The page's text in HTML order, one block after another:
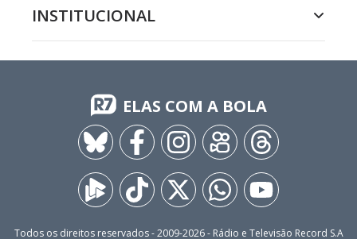
INSTITUCIONAL
ELAS COM A BOLA
Todos os direitos reservados - 2009-2026- Rádio e Televisão Record S.A